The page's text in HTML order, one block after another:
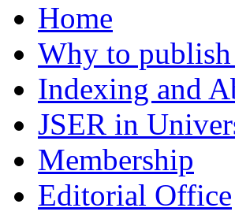
Home
Why to
Indexing and
JSER in
Membership
Editorial Office